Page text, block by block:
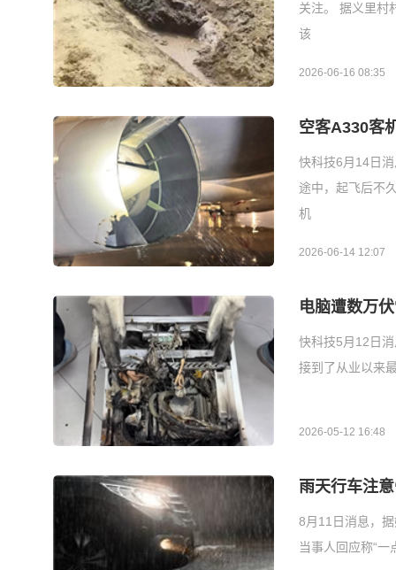
关注。 据义里村
该
2026-06-16 08:35
空客A330客
快科技6月14日
途中，起飞后不
机
2026-06-14 12:07
电脑遭数万
快科技5月12日
接到了从业以来
2026-05-12 16:48
雨天行车注
8月11日消息，
当事人回应称“